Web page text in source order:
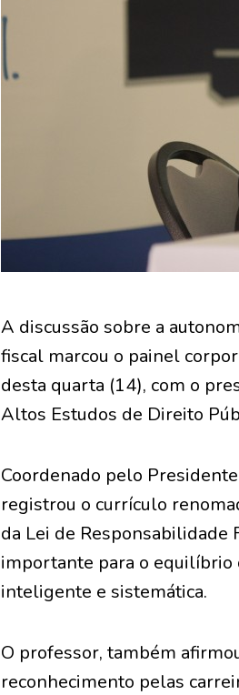
A discussão sobre a
fiscal marcou o painel
desta quarta (14), com o
Altos Estudos de Direito
Coordenado pelo
registrou o currículo
da Lei de Responsabilidade
importante para o equilíbrio
inteligente e sistemática.
O professor, também
reconhecimento pelas